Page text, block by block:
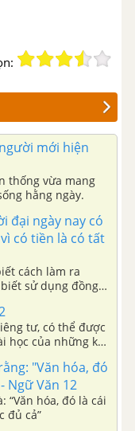
mới hiện
thống vừa mang
hằng ngày.
đại ngày nay có
có tiền là có tất
cách làm ra
sử dụng đồng
tư, có thể được
học của những kẻ
"Văn hóa, đó
Ngữ Văn 12
hóa, đó là cái
đủ cả”